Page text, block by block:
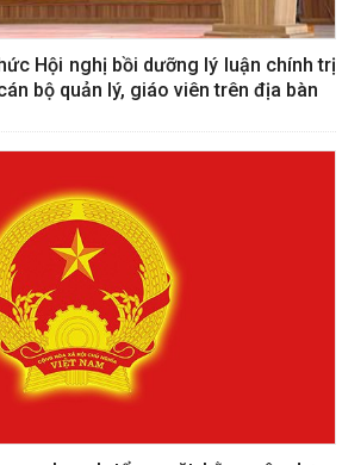
Hội nghị bồi dưỡng lý luận chính trị
bộ quản lý, giáo viên trên địa bàn